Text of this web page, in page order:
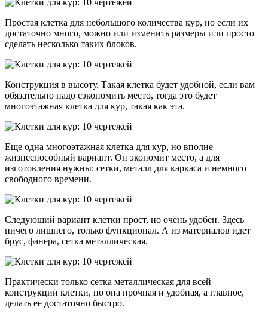
Простая клетка для небольшого количества кур, но если их
достаточно много, можно или изменить размеры или просто
сделать несколько таких блоков.
Конструкция в высоту. Такая клетка будет удобной, если вам
обязательно надо сэкономить место, тогда это будет
многоэтажная клетка для кур, такая как эта.
Еще одна многоэтажная клетка для кур, но вполне
жизнеспособный вариант. Он экономит место, а для
изготовления нужны: сетки, металл для каркаса и немного
свободного времени.
Следующий вариант клетки прост, но очень удобен. Здесь
ничего лишнего, только функционал. А из материалов идет
брус, фанера, сетка металлическая.
Практически только сетка металлическая для всей
конструкции клетки, но она прочная и удобная, а главное,
делать ее достаточно быстро.